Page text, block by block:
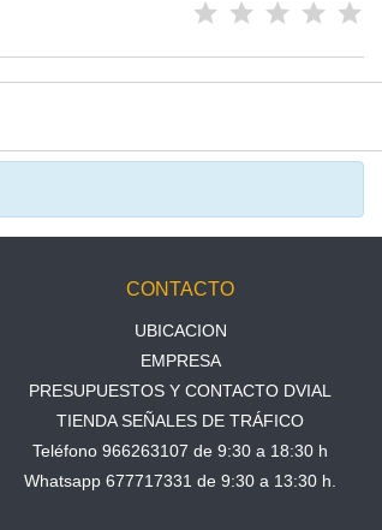
CONTACTO
UBICACION
EMPRESA
PRESUPUESTOS Y CONTACTO DVIAL
TIENDA SEÑALES DE TRÁFICO
Teléfono 966263107 de 9:30 a 18:30 h
Whatsapp 677717331 de 9:30 a 13:30 h.